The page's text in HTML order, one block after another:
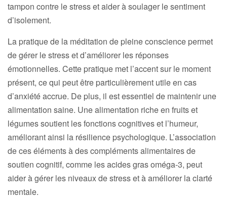
tampon contre le stress et aider à soulager le sentiment
d’isolement.
La pratique de la méditation de pleine conscience permet
de gérer le stress et d’améliorer les réponses
émotionnelles. Cette pratique met l’accent sur le moment
présent, ce qui peut être particulièrement utile en cas
d’anxiété accrue. De plus, il est essentiel de maintenir une
alimentation saine. Une alimentation riche en fruits et
légumes soutient les fonctions cognitives et l’humeur,
améliorant ainsi la résilience psychologique. L’association
de ces éléments à des compléments alimentaires de
soutien cognitif, comme les acides gras oméga-3, peut
aider à gérer les niveaux de stress et à améliorer la clarté
mentale.